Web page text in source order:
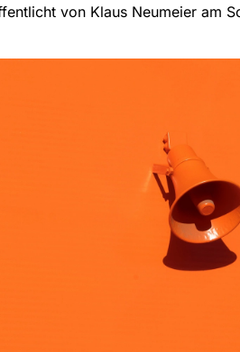
von Klaus Neumeier am